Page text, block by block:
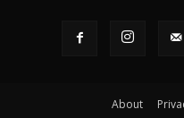
About